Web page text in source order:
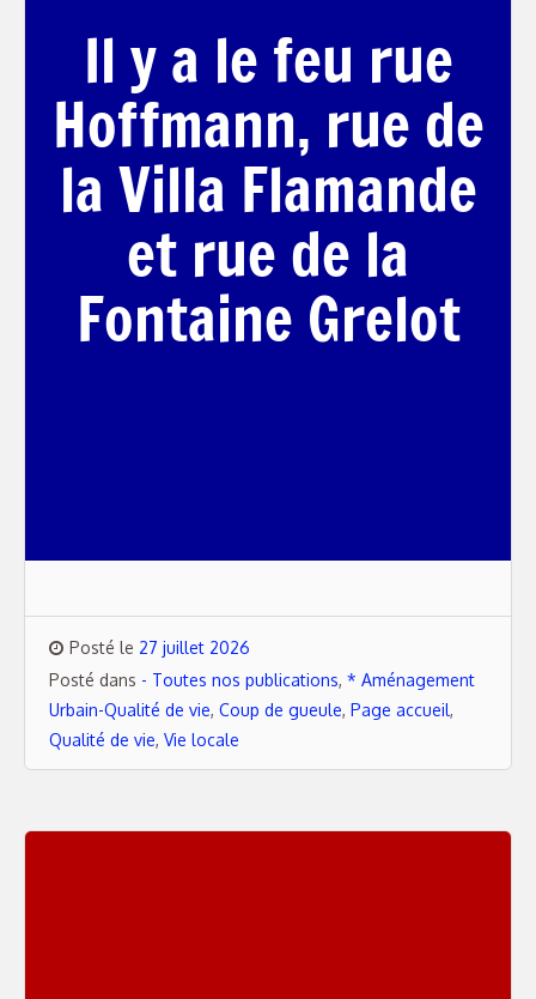
Il y a le feu rue
Hoffmann, rue de
la Villa Flamande
et rue de la
Fontaine Grelot
Posté le 27 juillet 2026
Posté dans - Toutes nos publications, * Aménagement
Urbain-Qualité de vie, Coup de gueule, Page accueil,
Qualité de vie, Vie locale